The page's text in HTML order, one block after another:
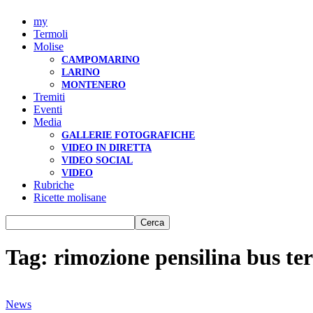
my
Termoli
Molise
CAMPOMARINO
LARINO
MONTENERO
Tremiti
Eventi
Media
GALLERIE FOTOGRAFICHE
VIDEO IN DIRETTA
VIDEO SOCIAL
VIDEO
Rubriche
Ricette molisane
Tag: rimozione pensilina bus
News